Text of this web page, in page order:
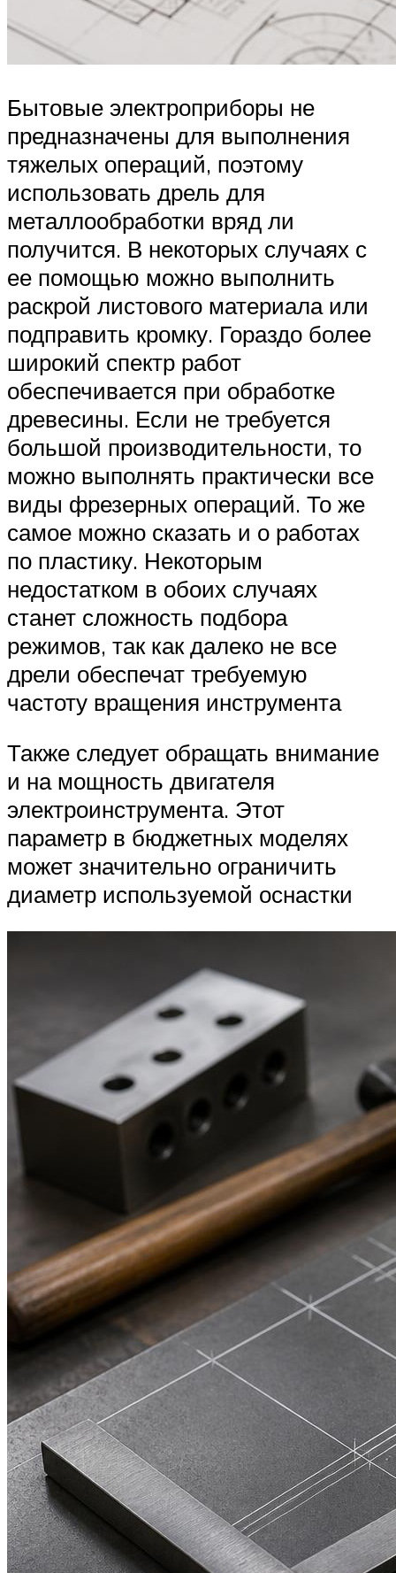
Бытовые электроприборы не
предназначены для выполнения
тяжелых операций, поэтому
использовать дрель для
металлообработки вряд ли
получится. В некоторых случаях с
ее помощью можно выполнить
раскрой листового материала или
подправить кромку. Гораздо более
широкий спектр работ
обеспечивается при обработке
древесины. Если не требуется
большой производительности, то
можно выполнять практически все
виды фрезерных операций. То же
самое можно сказать и о работах
по пластику. Некоторым
недостатком в обоих случаях
станет сложность подбора
режимов, так как далеко не все
дрели обеспечат требуемую
частоту вращения инструмента
Также следует обращать внимание
и на мощность двигателя
электроинструмента. Этот
параметр в бюджетных моделях
может значительно ограничить
диаметр используемой оснастки